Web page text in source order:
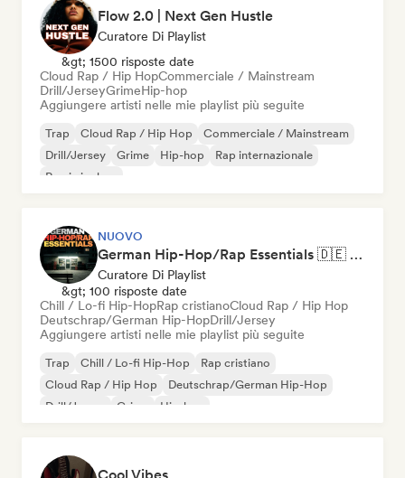
Flow 2.0 | Next Gen Hustle
Curatore Di Playlist
&gt; 1500 risposte date
Cloud Rap / Hip HopCommerciale / Mainstream
Drill/JerseyGrimeHip-hop
Aggiungere artisti nelle mie playlist più seguite
Trap Cloud Rap / Hip Hop
Commerciale / Mainstream
Drill/Jersey
Grime Hip-hop
Rap internazionale
Rap in inglese
NUOVO
German Hip-Hop/Rap Essentials 🇩🇪 Deutschrap, Cloud Rap & Trap
Curatore Di Playlist
&gt; 100 risposte date
Chill / Lo-fi Hip-HopRap cristianoCloud Rap / Hip Hop
Deutschrap/German Hip-HopDrill/Jersey
Aggiungere artisti nelle mie playlist più seguite
Trap Chill / Lo-fi Hip-Hop
Rap cristiano
Cloud Rap / Hip Hop
Deutschrap/German Hip-Hop
Drill/Jersey
Grime Hip-hop